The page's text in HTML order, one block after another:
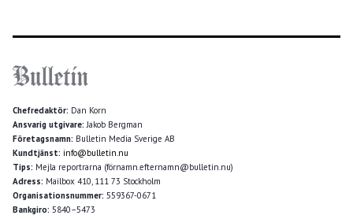
Chefredaktör: Dan Korn
Ansvarig utgivare: Jakob Bergman
Företagsnamn: Bulletin Media Sverige AB
Kundtjänst: info@bulletin.nu
Tips: Mejla reportrarna (förnamn.efternamn@bulletin.nu)
Adress: Mailbox 410, 111 73 Stockholm
Organisationsnummer: 559367-0671
Bankgiro: 5840–5473